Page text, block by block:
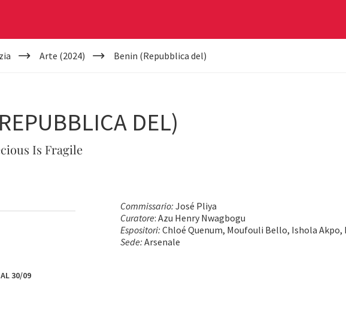
Arte (2024) Benin (Repubblica del)
DEL)
Is Fragile
30/09
Commissario: José Pliya
Curatore: Azu Henry Nwagbogu
Espositori: Chloé Quenum, Moufouli Bello, Ishola Akpo,
Sede: Arsenale